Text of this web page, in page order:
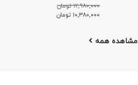
۱۲,۹۸۰,۰۰۰ تومان
۱۰,۳۸۰,۰۰۰ تومان
مشاهده همه